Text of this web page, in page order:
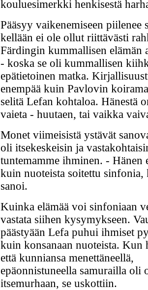
kouluesimerkki henkisestä
Pääsyy vaikenemiseen piilenee
kellään ei ole ollut riittävästi
Färdingin kummallisen elämän
- koska se oli kummallisen
epätietoinen matka.
enempää kuin Pavlovin
selitä Lefan kohtaloa. Hänestä
vaieta - huutaen, tai vaikka
Monet viimeisistä ystävät
oli itsekeskeisin ja
tuntemamme ihminen. - Hänen
kuin nuoteista soitettu sinfonia,
sanoi.
Kuinka elämää voi sinfoniaan
vastata siihen kysymykseen.
päästyään Lefa puhui ihmiset
kuin konsanaan nuoteista. Kun
että kunniansa menettäneellä,
epäonnistuneella samurailla oli
itsemurhaan, se uskottiin.